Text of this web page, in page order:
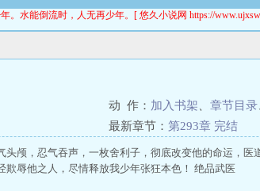
。水能倒流时，人无再少年。[ 悠久小说网 https://
动 作： 加入书架 章节目录
最新章节： 第293章 完结
颅，忍气吞声，一枚舍利子，彻底改变他的命运，医
辱他之人，尽情释放我少年张狂本色！ 绝品武医